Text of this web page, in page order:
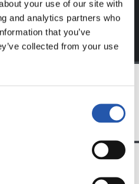
your use of our site with
and analytics partners who
that you’ve
collected from your use